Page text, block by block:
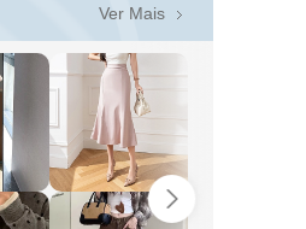
Ver Mais 